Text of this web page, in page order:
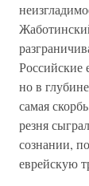
Российские
но в
самая
резня
сознании,
еврейскую